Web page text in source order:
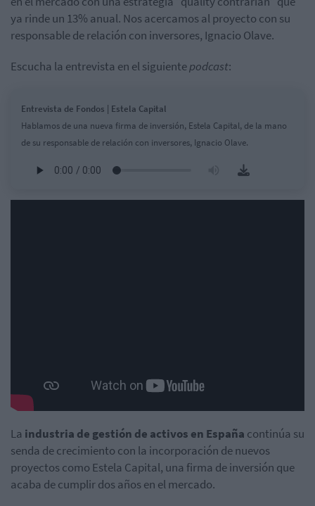
ya rinde un 13% anual. Nos acercamos al proyecto con su
responsable de relación con inversores, Ignacio Olave.
Escucha la entrevista en el siguientepodcast:
Entrevista de Fondos | Estela Capital
Hablamos de una nueva firma de inversión, Estela Capital, de la mano
de su responsable de relación con inversores, Ignacio Olave.
La industria de gestión de activos en España continúa su
senda de crecimiento con la incorporación de nuevos
proyectos como Estela Capital, una firma de inversión que
acaba de cumplir dos años en el mercado.